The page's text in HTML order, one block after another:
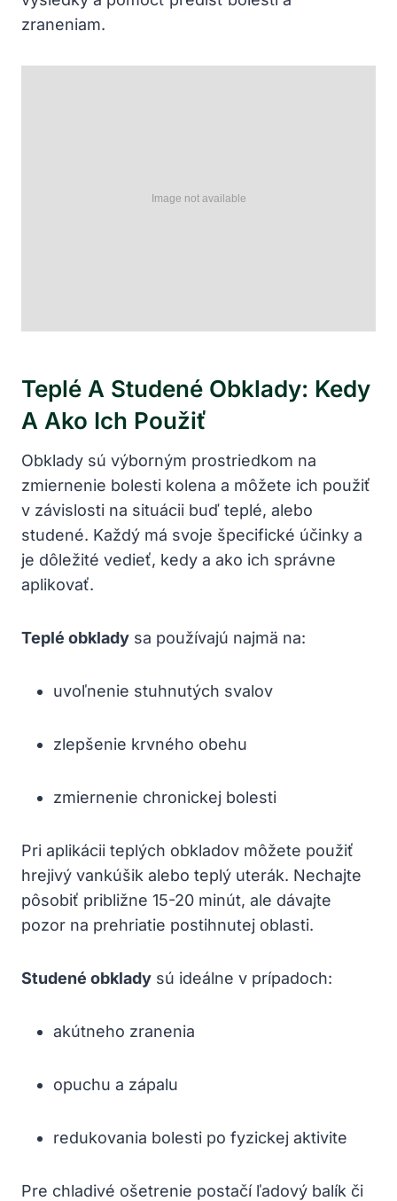
zraneniam.
Teplé A Studené Obklady: Kedy
A Ako Ich Použiť
Obklady sú výborným prostriedkom na
zmiernenie bolesti kolena a môžete ich použiť
v závislosti na situácii buď teplé, alebo
studené. Každý má svoje špecifické účinky a
je dôležité vedieť, kedy a ako ich správne
aplikovať.
Teplé obklady sa používajú najmä na:
uvoľnenie stuhnutých svalov
zlepšenie krvného obehu
zmiernenie chronickej bolesti
Pri aplikácii teplých obkladov môžete použiť
hrejivý vankúšik alebo teplý uterák. Nechajte
pôsobiť približne 15-20 minút, ale dávajte
pozor na prehriatie postihnutej oblasti.
Studené obklady sú ideálne v prípadoch:
akútneho zranenia
opuchu a zápalu
redukovania bolesti po fyzickej aktivite
Pre chladivé ošetrenie postačí ľadový balík či